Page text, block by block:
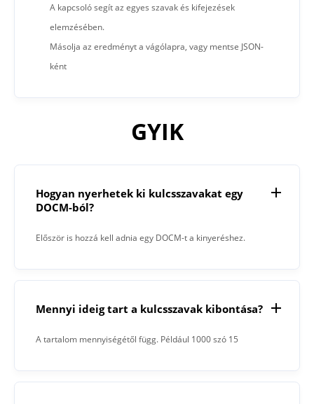
A kapcsoló segít az egyes szavak és kifejezések
elemzésében.
Másolja az eredményt a vágólapra, vagy mentse JSON-
ként
GYIK
Hogyan nyerhetek ki kulcsszavakat egy
DOCM-ból?
Először is hozzá kell adnia egy DOCM-t a kinyeréshez.
Mennyi ideig tart a kulcsszavak kibontása?
A tartalom mennyiségétől függ. Például 1000 szó 15